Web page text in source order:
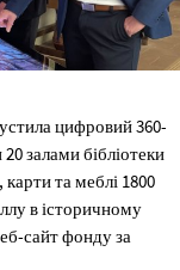
цифровий 360-
залами бібліотеки
та меблі 1800
в історичному
сайт фонду за